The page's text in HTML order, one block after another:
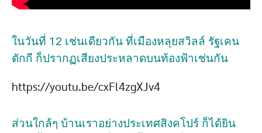
ในวันที่ 12 เช่นเดียวกัน ที่เมืองหลุยสวิลล์ รัฐเคน
ตักกี ก็ปรากฏเสียงประหลาดบนท้องฟ้าเช่นกัน
https://youtu.be/cxFl4zgXJv4
ส่วนใกล้ๆ บ้านเราอย่างประเทศสิงคโปร์ ก็ได้ยิน